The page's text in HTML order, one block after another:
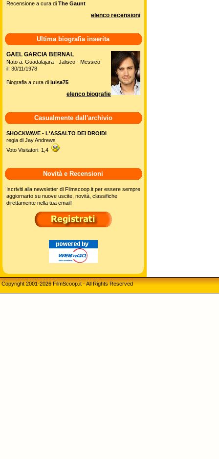
Recensione a cura di The Gaunt
elenco recensioni
Ultima biografia inserita
GAEL GARCIA BERNAL
Nato a: Guadalajara - Jalisco - Messico
il: 30/11/1978
Biografia a cura di luisa75
elenco biografie
Casualmente dall'archivio
SHOCKWAVE - L'ASSALTO DEI DROIDI
regia di Jay Andrews
Voto Visitatori: 1,4
Novità e Recensioni
Iscriviti alla newsletter di Filmscoop.it per essere sempre
aggiornarto su nuove uscite, novità, classifiche
direttamente nella tua email!
Copyright 2001-2026 FilmScoop.it - All Rights Reserved